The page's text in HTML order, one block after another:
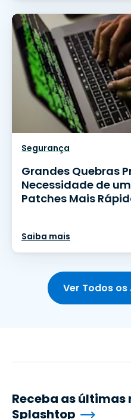
Segurança
Grandes Quebras
Necessidade de
Patches Mais
Saiba mais
Ver Todos
Receba as
Splashtop